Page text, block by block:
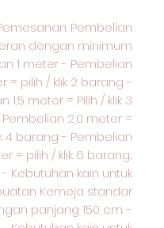
Pembelian
dengan minimum
1 meter - Pembelian
= pilih / klik 2 barang -
1,5 meter = Pilih / klik 3
2,0 meter =
4 barang - Pembelian
= pilih / klik 6 barang...
Kebutuhan kain untuk
Kemeja standar
panjang 150 cm. -